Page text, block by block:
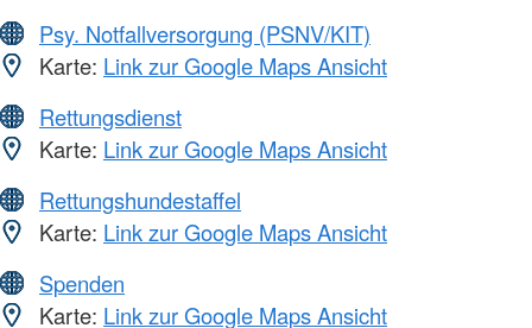
Psy. Notfallversorgung (PSNV/KIT)
Karte: Link zur Google Maps Ansicht
Rettungsdienst
Karte: Link zur Google Maps Ansicht
Rettungshundestaffel
Karte: Link zur Google Maps Ansicht
Spenden
Karte: Link zur Google Maps Ansicht